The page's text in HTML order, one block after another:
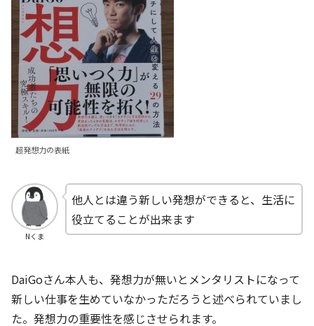
超発想力の表紙
Nくま
他人とは違う新しい発想ができると、生活に
役立てることが出来ます
DaiGoさん本人も、発想力が無いとメンタリストになって
新しい仕事を生めていなかっただろうと述べられていまし
た。発想力の重要性を感じさせられます。